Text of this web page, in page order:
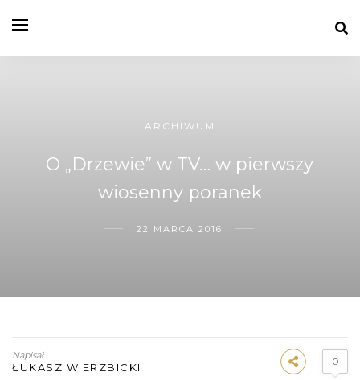
ARCHIWUM
O „Drzewie” w TV… w pierwszy
wiosenny poranek
22 MARCA 2016
Napisał
ŁUKASZ WIERZBICKI 0